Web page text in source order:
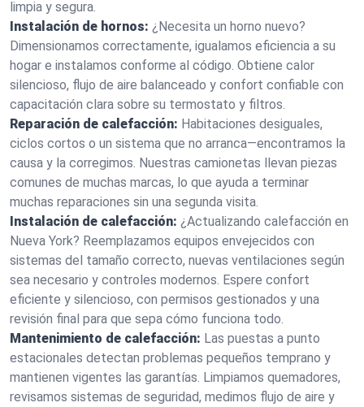
limpia y segura.
Instalación de hornos: ¿Necesita un horno nuevo?
Dimensionamos correctamente, igualamos eficiencia a su
hogar e instalamos conforme al código. Obtiene calor
silencioso, flujo de aire balanceado y confort confiable con
capacitación clara sobre su termostato y filtros.
Reparación de calefacción: Habitaciones desiguales,
ciclos cortos o un sistema que no arranca—encontramos la
causa y la corregimos. Nuestras camionetas llevan piezas
comunes de muchas marcas, lo que ayuda a terminar
muchas reparaciones sin una segunda visita.
Instalación de calefacción: ¿Actualizando calefacción en
Nueva York? Reemplazamos equipos envejecidos con
sistemas del tamaño correcto, nuevas ventilaciones según
sea necesario y controles modernos. Espere confort
eficiente y silencioso, con permisos gestionados y una
revisión final para que sepa cómo funciona todo.
Mantenimiento de calefacción: Las puestas a punto
estacionales detectan problemas pequeños temprano y
mantienen vigentes las garantías. Limpiamos quemadores,
revisamos sistemas de seguridad, medimos flujo de aire y